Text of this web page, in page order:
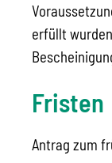
erfüllt
Fristen
Antrag zum